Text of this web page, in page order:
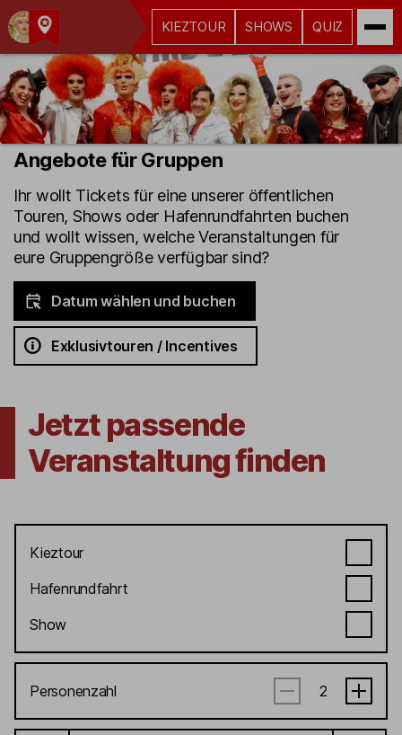
Kult-
Kieztouren
Hamburg
KIEZTOUR SHOWS QUIZ
Angebote für Gruppen
Ihr wollt Tickets für eine unserer öffentlichen
Touren, Shows oder Hafenrundfahrten buchen
und wollt wissen, welche Veranstaltungen für
eure Gruppengröße verfügbar sind?
Datum wählen und buchen
Exklusivtouren / Incentives
Jetzt passende
Veranstaltung finden
Kieztour
Hafenrundfahrt
Show
Personenzahl